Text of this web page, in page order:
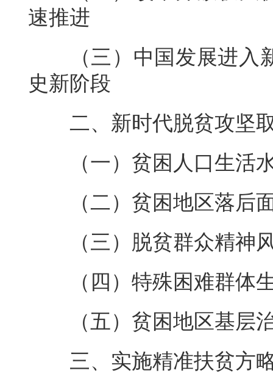
速推进
（三）中国发展进
史新阶段
二、新时代脱贫攻坚
（一）贫困人口生活
（二）贫困地区落后
（三）脱贫群众精神
（四）特殊困难群体
（五）贫困地区基层
三、实施精准扶贫方